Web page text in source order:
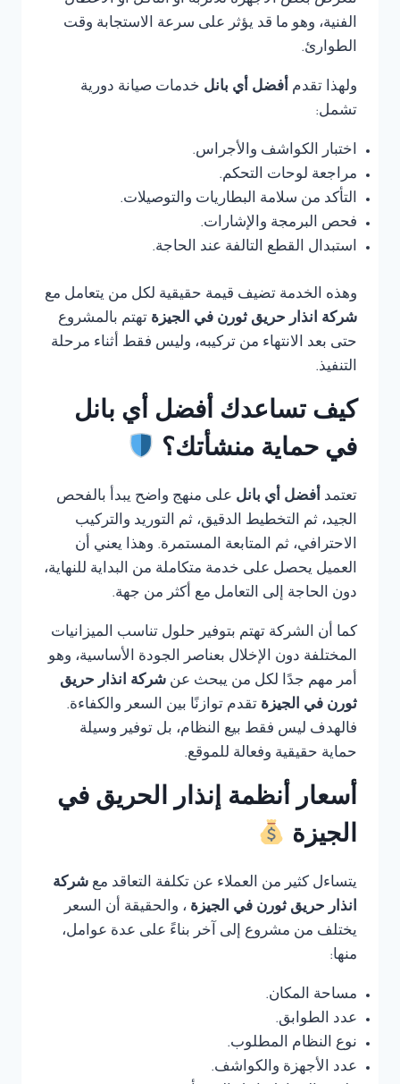
الفنية، وهو ما قد يؤثر على سرعة الاستجابة وقت
الطوارئ.
ولهذا تقدم أفضل أي بانل خدمات صيانة دورية
تشمل:
اختبار الكواشف والأجراس.
مراجعة لوحات التحكم.
التأكد من سلامة البطاريات والتوصيلات.
فحص البرمجة والإشارات.
استبدال القطع التالفة عند الحاجة.
وهذه الخدمة تضيف قيمة حقيقية لكل من يتعامل مع
شركة انذار حريق ثورن في الجيزة تهتم بالمشروع
حتى بعد الانتهاء من تركيبه، وليس فقط أثناء مرحلة
التنفيذ.
كيف تساعدك أفضل أي بانل
في حماية منشأتك؟
تعتمد أفضل أي بانل على منهج واضح يبدأ بالفحص
الجيد، ثم التخطيط الدقيق، ثم التوريد والتركيب
الاحترافي، ثم المتابعة المستمرة. وهذا يعني أن
العميل يحصل على خدمة متكاملة من البداية للنهاية،
دون الحاجة إلى التعامل مع أكثر من جهة.
كما أن الشركة تهتم بتوفير حلول تناسب الميزانيات
المختلفة دون الإخلال بعناصر الجودة الأساسية، وهو
أمر مهم جدًا لكل من يبحث عن شركة انذار حريق
ثورن في الجيزة تقدم توازنًا بين السعر والكفاءة.
فالهدف ليس فقط بيع النظام، بل توفير وسيلة
حماية حقيقية وفعالة للموقع.
أسعار أنظمة إنذار الحريق في
الجيزة
يتساءل كثير من العملاء عن تكلفة التعاقد مع شركة
انذار حريق ثورن في الجيزة ، والحقيقة أن السعر
يختلف من مشروع إلى آخر بناءً على عدة عوامل،
منها:
مساحة المكان.
عدد الطوابق.
نوع النظام المطلوب.
عدد الأجهزة والكواشف.